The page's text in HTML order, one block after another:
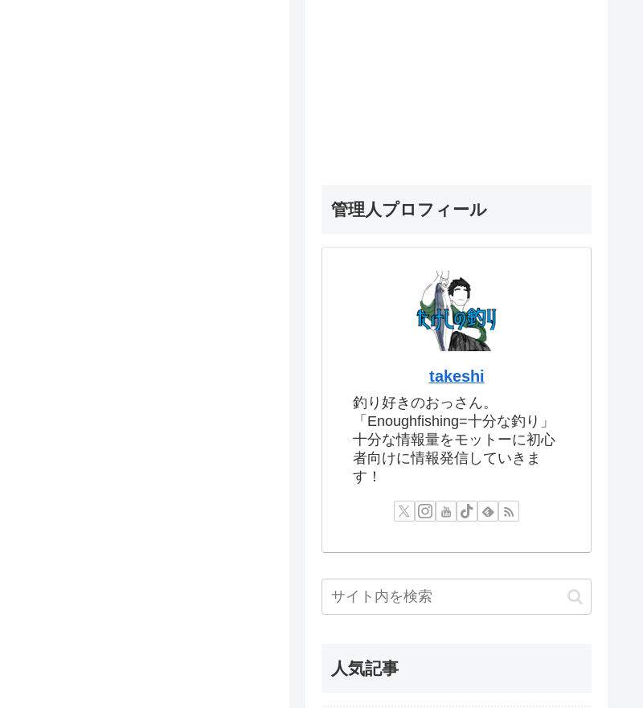
管理人プロフィール
takeshi
釣り好きのおっさん。
「Enoughfishing=十分な釣り」
十分な情報量をモットーに初心
者向けに情報発信していきま
す！
人気記事